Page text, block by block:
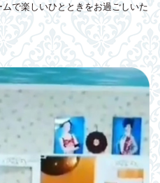
で楽しいひとときをお過ごしいた